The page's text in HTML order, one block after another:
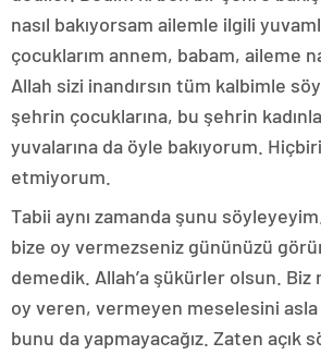
nasıl bakıyorsam ailemle ilgili
çocuklarım annem, babam, aileme
Allah sizi inandırsın tüm kalbimle
şehrin çocuklarına, bu şehrin
yuvalarına da öyle bakıyorum.
etmiyorum.
Tabii aynı zamanda şunu
bize oy vermezseniz gününüzü
demedik. Allah’a şükürler olsun. Biz
oy veren, vermeyen meselesini
bunu da yapmayacağız. Zaten açık